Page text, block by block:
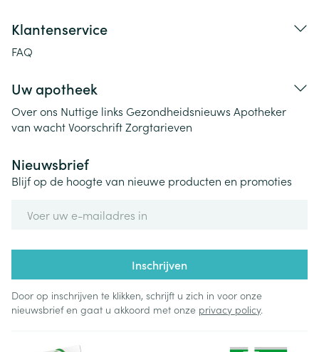
Klantenservice
FAQ
Uw apotheek
Over ons Nuttige links Gezondheidsnieuws Apotheker
van wachtVoorschriftZorgtarieven
Nieuwsbrief
Blijf op de hoogte van nieuwe producten en promoties
Inschrijven
Door op inschrijven te klikken, schrijft u zich in voor onze
nieuwsbrief en gaat u akkoord met onze privacy policy.